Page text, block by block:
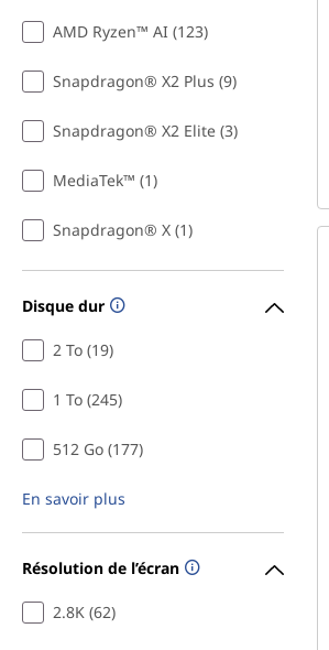
AMD Ryzen™ AI (123)
Snapdragon® X2 Plus (9)
Snapdragon® X2 Elite (3)
MediaTek™ (1)
Snapdragon® X (1)
Disque dur
2 To (19)
1 To (245)
512 Go (177)
En savoir plus
Résolution de l’écran
2.8K (62)